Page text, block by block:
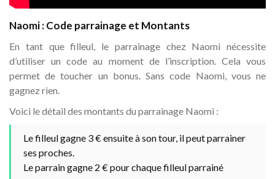
Naomi : Code parrainage et Montants
En tant que filleul, le parrainage chez Naomi nécessite
d’utiliser un code au moment de l’inscription. Cela vous
permet de toucher un bonus. Sans code Naomi, vous ne
gagnez rien.
Voici le détail des montants du parrainage Naomi :
Le filleul gagne 3 € ensuite à son tour, il peut parrainer
ses proches.
Le parrain gagne 2 € pour chaque filleul parrainé